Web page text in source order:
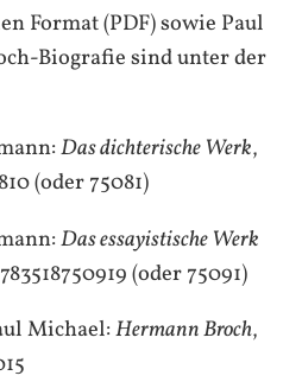
Format (PDF) sowie Paul
Biografie sind unter der
Das dichterische Werk,
(oder 75081)
Das essayistische Werk
(oder 75091)
Michael:Hermann Broch,